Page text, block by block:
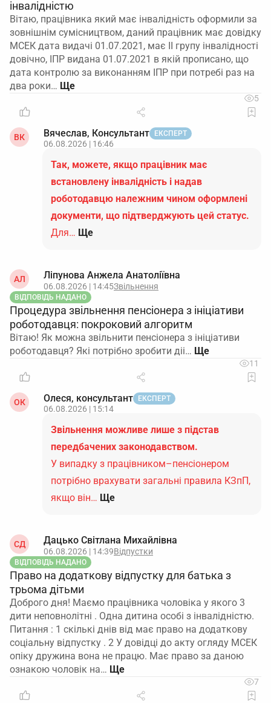
інвалідністю
Вітаю, працівника який має інвалідність оформили за
зовнішнім сумісництвом, даний працівник має довідку
МСЕК дата видачі 01.07.2021, має ІІ групу інвалідності
довічно, ІПР видана 01.07.2021 в якій прописано, що
дата контролю за виконанням ІПР при потребі раз на
два роки…
5
ВК Вячеслав, Консультант ЕКСПЕРТ
06.08.2026 | 16:46
Так, можете, якщо працівник має
встановлену інвалідність і надав
роботодавцю належним чином оформлені
документи, що підтверджують цей статус.
Для… Ще
АЛ Ліпунова Анжела Анатоліївна
06.08.2026 | 14:45Звільнення
ВІДПОВІДЬ НАДАНО
Процедура звільнення пенсіонера з ініціативи
роботодавця: покроковий алгоритм
Вітаю! Як можна звільнити пенсіонера з ініціативи
роботодавця? Які потрібно зробити діі…
11
ОК Олеся, консультант ЕКСПЕРТ
06.08.2026 | 15:14
Звільнення можливе лише з підстав
передбачених законодавством.
У випадку з працівником–пенсіонером
потрібно врахувати загальні правила КЗпП,
якщо він… Ще
СД Дацько Світлана Михайлівна
06.08.2026 | 14:39Відпустки
ВІДПОВІДЬ НАДАНО
Право на додаткову відпустку для батька з
трьома дітьми
Доброго дня! Маємо працівника чоловіка у якого 3
дити неповнолітні . Одна дитина особі з інвалідністю.
Питання : 1 скількі днів від має право на додаткову
соціальну відпустку . 2 У довідці до акту огляду МСЕК
опіку дружина вона не працю. Має право за даною
ознакою чоловік на…
7